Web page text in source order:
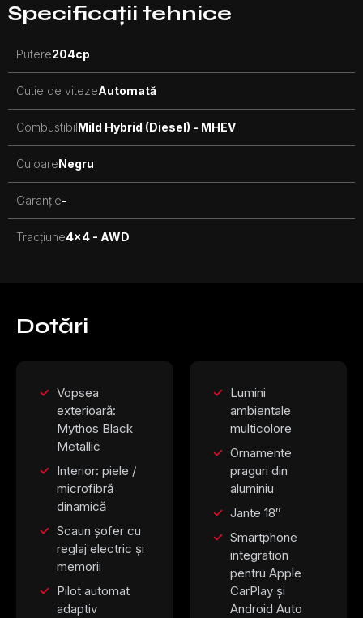
Specificații tehnice
Putere204cp
Cutie de vitezeAutomată
CombustibilMild Hybrid (Diesel) - MHEV
CuloareNegru
Garanție-
Tracțiune4x4 - AWD
Dotări
Vopsea
exterioară:
Mythos Black
Metallic
Interior: piele /
microfibră
dinamică
Scaun șofer cu
reglaj electric și
memorii
Pilot automat
adaptiv
Lumini
ambientale
multicolore
Ornamente
praguri din
aluminiu
Jante 18″
Smartphone
integration
pentru Apple
CarPlay și
Android Auto